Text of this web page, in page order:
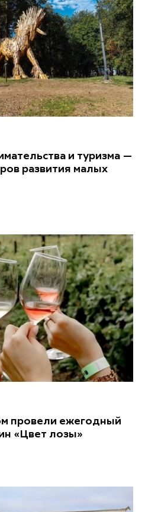
и туризма —
развития малых
провели ежегодный
«Цвет лозы»